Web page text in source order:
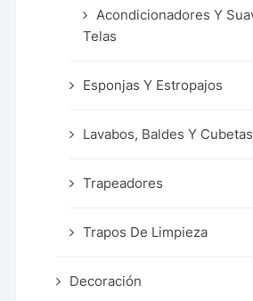
Acondicionadores Y
Telas
Esponjas Y Estropajos
Lavabos, Baldes Y Cubetas
Trapeadores
Trapos De Limpieza
Decoración